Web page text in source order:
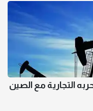
التجارية مع الصين